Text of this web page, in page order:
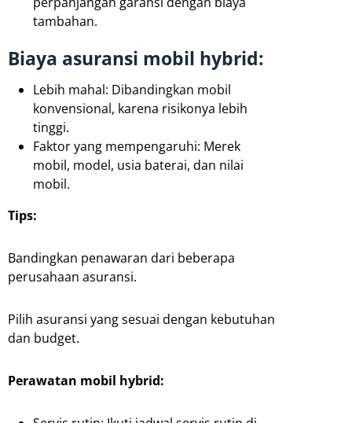
tambahan.
Biaya asuransi mobil hybrid:
Lebih mahal: Dibandingkan mobil
konvensional, karena risikonya lebih
tinggi.
Faktor yang mempengaruhi: Merek
mobil, model, usia baterai, dan nilai
mobil.
Tips:
Bandingkan penawaran dari beberapa
perusahaan asuransi.
Pilih asuransi yang sesuai dengan kebutuhan
dan budget.
Perawatan mobil hybrid: